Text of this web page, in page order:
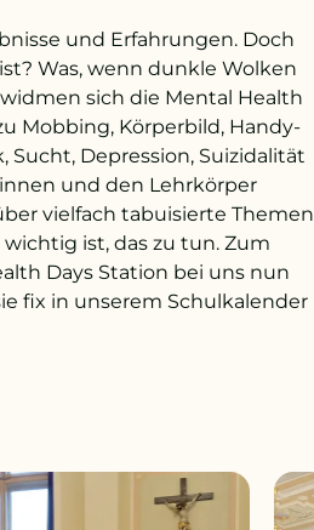
und Erfahrungen. Doch
Was, wenn dunkle Wolken
sich die Mental Health
Mobbing, Körperbild, Handy-
Depression, Suizidalität
und den Lehrkörper
vielfach tabuisierte Themen
ist, das zu tun. Zum
Days Station bei uns nun
fix in unserem Schulkalender